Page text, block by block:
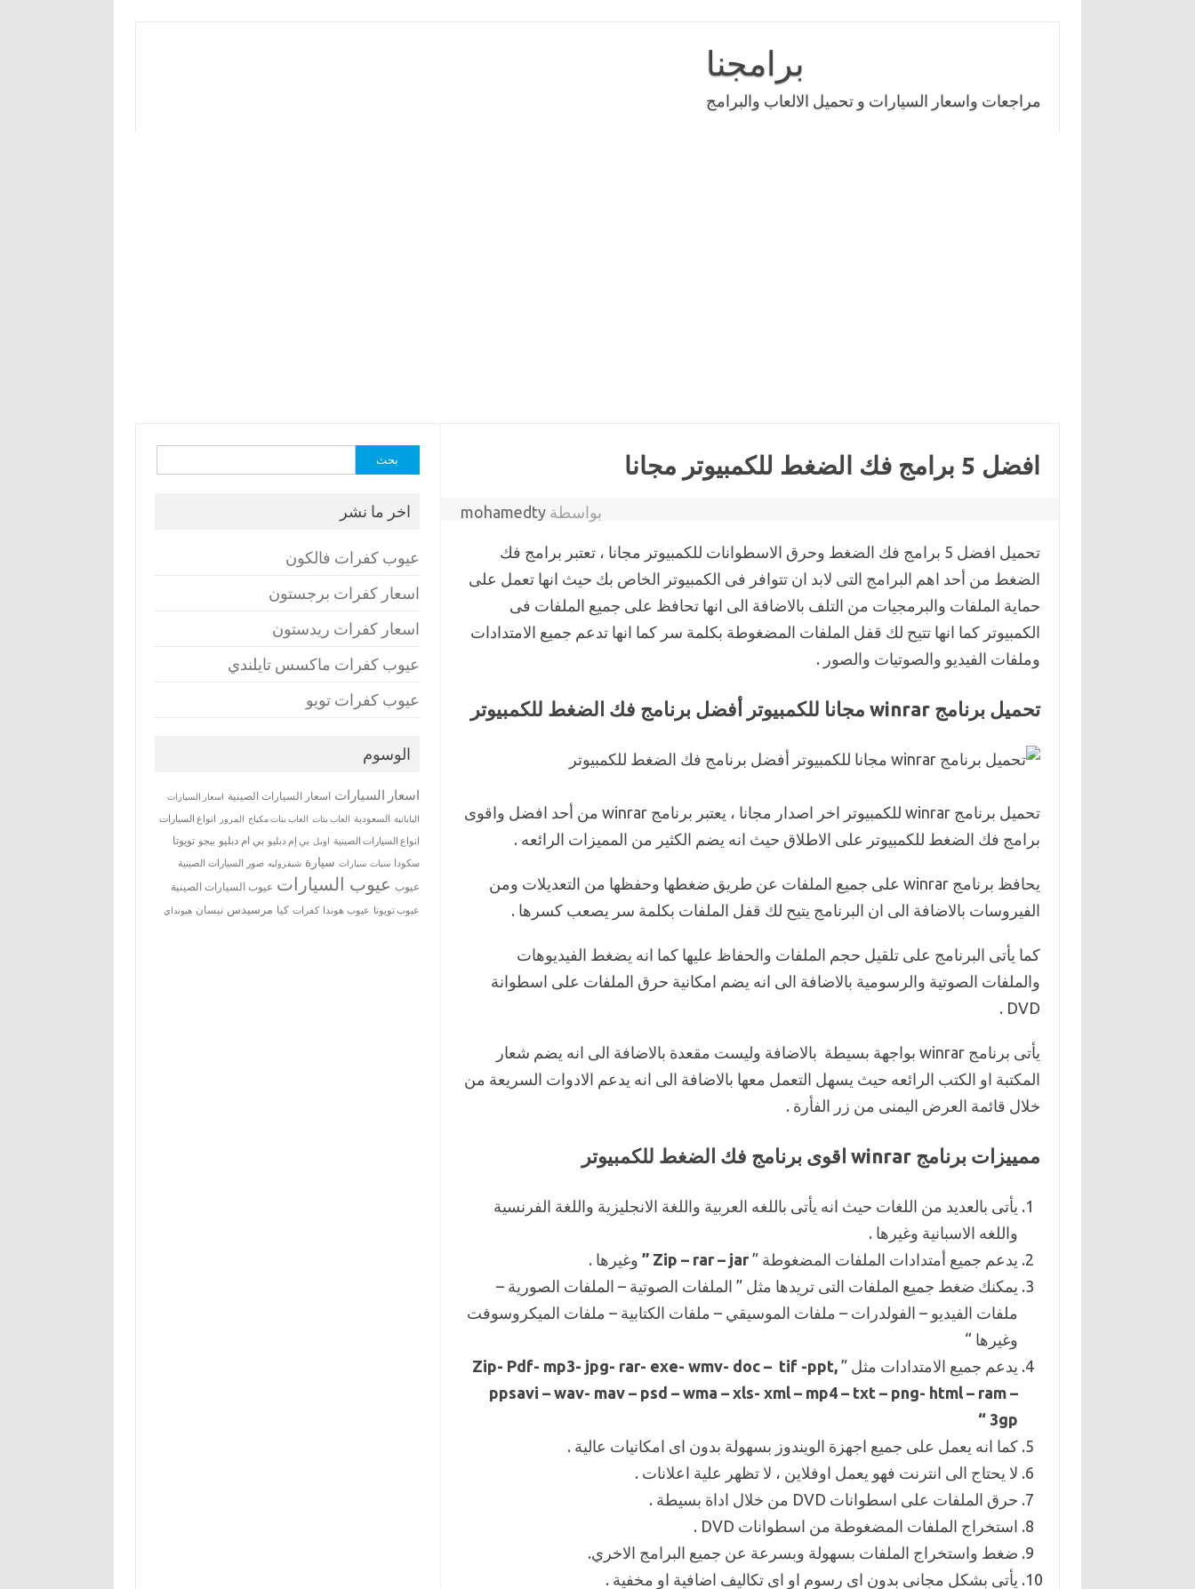
برامجنا
مراجعات واسعار السيارات و تحميل الالعاب والبرامج
افضل 5 برامج فك الضغط للكمبيوتر مجانا
بواسطةmohamedty
تحميل افضل 5 برامج فك الضغط وحرق الاسطوانات للكمبيوتر مجانا ، تعتبر برامج فك
الضغط من أحد اهم البرامج التى لابد ان تتوافر فى الكمبيوتر الخاص بك حيث انها تعمل على
حماية الملفات والبرمجيات من التلف بالاضافة الى انها تحافظ على جميع الملفات فى
الكمبيوتر كما انها تتيح لك قفل الملفات المضغوطة بكلمة سر كما انها تدعم جميع الامتدادات
وملفات الفيديو والصوتيات والصور .
تحميل برنامج winrar مجانا للكمبيوتر أفضل برنامج فك الضغط للكمبيوتر
تحميل برنامج winrar للكمبيوتر اخر اصدار مجانا ، يعتبر برنامج winrar من أحد افضل واقوى
برامج فك الضغط للكمبيوتر على الاطلاق حيث انه يضم الكثير من المميزات الرائعه .
يحافظ برنامج winrar على جميع الملفات عن طريق ضغطها وحفظها من التعديلات ومن
الفيروسات بالاضافة الى ان البرنامج يتيح لك قفل الملفات بكلمة سر يصعب كسرها .
كما يأتى البرنامج على تلقيل حجم الملفات والحفاظ عليها كما انه يضغط الفيديوهات
والملفات الصوتية والرسومية بالاضافة الى انه يضم امكانية حرق الملفات على اسطوانة
DVD .
يأتى برنامج winrar بواجهة بسيطة بالاضافة وليست مقعدة بالاضافة الى انه يضم شعار
المكتبة او الكتب الرائعه حيث يسهل التعمل معها بالاضافة الى انه يدعم الادوات السريعة من
خلال قائمة العرض اليمنى من زر الفأرة .
ممييزات برنامج winrar اقوى برنامج فك الضغط للكمبيوتر
يأتى بالعديد من اللغات حيث انه يأتى باللغه العربية واللغة الانجليزية واللغة الفرنسية
واللغه الاسبانية وغيرها .
يدعم جميع أمتدادات الملفات المضغوطة ” Zip – rar – jar ”
وغيرها .
يمكنك ضغط جميع الملفات التى تريدها مثل ” الملفات الصوتية – الملفات الصورية –
ملفات الفيديو – الفولدرات – ملفات الموسيقي – ملفات الكتابية – ملفات الميكروسوفت
وغيرها “
يدعم جميع الامتدادات مثل ” Zip- Pdf- mp3- jpg- rar- exe- wmv- doc – tif -ppt,
ppsavi – wav- mav – psd – wma – xls- xml – mp4 – txt – png- html – ram –
3gp “
كما انه يعمل على جميع اجهزة الويندوز بسهولة بدون اى امكانيات عالية .
لا يحتاج الى انترنت فهو يعمل اوفلاين ، لا تظهر علية اعلانات .
حرق الملفات على اسطوانات DVD من خلال اداة بسيطة .
استخراج الملفات المضغوطة من اسطوانات DVD .
ضغط واستخراج الملفات بسهولة وبسرعة عن جميع البرامج الاخري.
يأتى بشكل مجانى بدون اى رسوم او اى تكاليف اضافية او مخفية .
البحث
اخر ما نشر
عيوب كفرات فالكون
اسعار كفرات برجستون
اسعار كفرات ريدستون
عيوب كفرات ماكسس تايلندي
عيوب كفرات تويو
الوسوم
اسعار السيارات اسعار السيارات الصينية اسعار السيارات
اليابانية السعودية العاب بنات العاب بنات مكياج المرور انواع السيارات
انواع السيارات الصينية اوبل بي إم دبليو بي ام دبليو بيجو تويوتا
سكودا سيات سيارات سيارة شيفروليه صور السيارات الصينية
عيوب عيوب السيارات عيوب السيارات الصينية
عيوب تويوتا عيوب هوندا كفرات كيا مرسيدس نيسان هيونداي